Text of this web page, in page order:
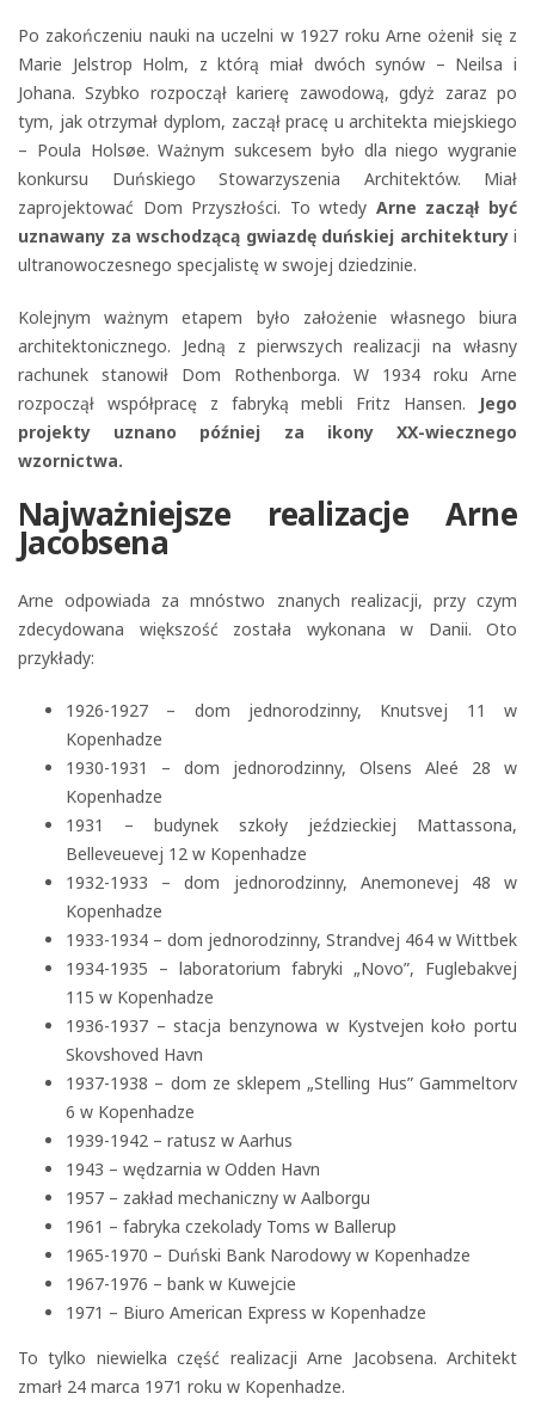
Po zakończeniu nauki na uczelni w 1927 roku Arne ożenił się z
Marie Jelstrop Holm, z którą miał dwóch synów – Neilsa i
Johana. Szybko rozpoczął karierę zawodową, gdyż zaraz po
tym, jak otrzymał dyplom, zaczął pracę u architekta miejskiego
– Poula Holsøe. Ważnym sukcesem było dla niego wygranie
konkursu Duńskiego Stowarzyszenia Architektów. Miał
zaprojektować Dom Przyszłości. To wtedy Arne zaczął być
uznawany za wschodzącą gwiazdę duńskiej architekturyi
ultranowoczesnego specjalistę w swojej dziedzinie.
Kolejnym ważnym etapem było założenie własnego biura
architektonicznego. Jedną z pierwszych realizacji na własny
rachunek stanowił Dom Rothenborga. W 1934 roku Arne
rozpoczął współpracę z fabryką mebli Fritz Hansen.
Jego
projekty uznano później za ikony XX-wiecznego
wzornictwa.
Najważniejsze realizacje Arne
Jacobsena
Arne odpowiada za mnóstwo znanych realizacji, przy czym
zdecydowana większość została wykonana w Danii. Oto
przykłady:
1926-1927 – dom jednorodzinny, Knutsvej 11 w
Kopenhadze
1930-1931 – dom jednorodzinny, Olsens Aleé 28 w
Kopenhadze
1931 – budynek szkoły jeździeckiej Mattassona,
Belleveuevej 12 w Kopenhadze
1932-1933 – dom jednorodzinny, Anemonevej 48 w
Kopenhadze
1933-1934 – dom jednorodzinny, Strandvej 464 w Wittbek
1934-1935 – laboratorium fabryki „Novo”, Fuglebakvej
115 w Kopenhadze
1936-1937 – stacja benzynowa w Kystvejen koło portu
Skovshoved Havn
1937-1938 – dom ze sklepem „Stelling Hus” Gammeltorv
6 w Kopenhadze
1939-1942 – ratusz w Aarhus
1943 – wędzarnia w Odden Havn
1957 – zakład mechaniczny w Aalborgu
1961 – fabryka czekolady Toms w Ballerup
1965-1970 – Duński Bank Narodowy w Kopenhadze
1967-1976 – bank w Kuwejcie
1971 – Biuro American Express w Kopenhadze
To tylko niewielka część realizacji Arne Jacobsena. Architekt
zmarł 24 marca 1971 roku w Kopenhadze.